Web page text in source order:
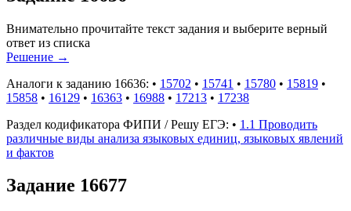
Внимательно прочитайте текст задания и выберите верный
ответ из списка
Решение →
Аналоги к заданию 16636: • 15702 • 15741 • 15780 • 15819 •
15858 • 16129 • 16363 • 16988 • 17213 • 17238
Раздел кодификатора ФИПИ / Решу ЕГЭ: • 1.1 Проводить
различные виды анализа языковых единиц, языковых явлений
и фактов
Задание 16677